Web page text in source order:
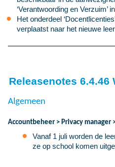
‘Verantwoording en Verzuim’
Het onderdeel
verplaatst naar het nieuwe
Releasenotes 6.4.46
Algemeen
Accountbeheer > Privacy manager
Vanaf 1 juli worden de
ze op school komen